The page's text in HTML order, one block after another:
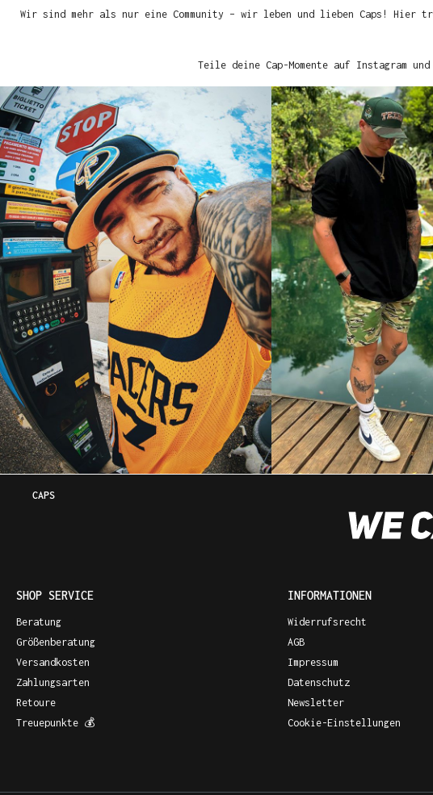
Wir sind mehr als nur eine Community – wir leben und lieben Caps! Hier
Teile deine Cap-Momente auf Instagram
CAPS
SHOP SERVICE
Beratung
Größenberatung
Versandkosten
Zahlungsarten
Retoure
Treuepunkte 💰
INFORMATIONEN
Widerrufsrecht
AGB
Impressum
Datenschutz
Newsletter
Cookie-Einstellungen